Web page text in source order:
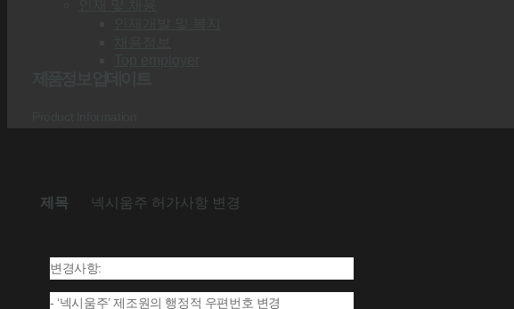
제목 넥시움주 허가사항 변경
변경사항:
- ‘넥시움주’ 제조원의 행정적 우편번호 변경